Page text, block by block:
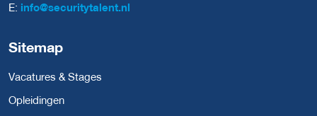
E: info@securitytalent.nl
Sitemap
Vacatures & Stages
Opleidingen